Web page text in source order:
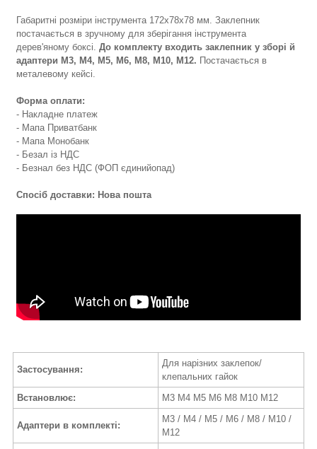
Габаритні розміри інструмента 172х78х78 мм. Заклепник
постачається в зручному для зберігання інструмента
дерев'яному боксі. До комплекту входить заклепник у зборі й
адаптери М3, М4, М5, М6, М8, М10, М12. Постачається в
металевому кейсі.
Форма оплати:
- Накладне платеж
- Мапа Приватбанк
- Мапа Монобанк
- Безал із НДС
- Безнал без НДС (ФОП єдинийопад)
Спосіб доставки: Нова пошта
Застосування:
Для нарізних заклепок/
клепальних гайок
Встановлює:
М3 М4 М5 М6 М8 М10 М12
Адаптери в комплекті:
М3 / М4 / М5 / М6 / М8 / М10 /
М12